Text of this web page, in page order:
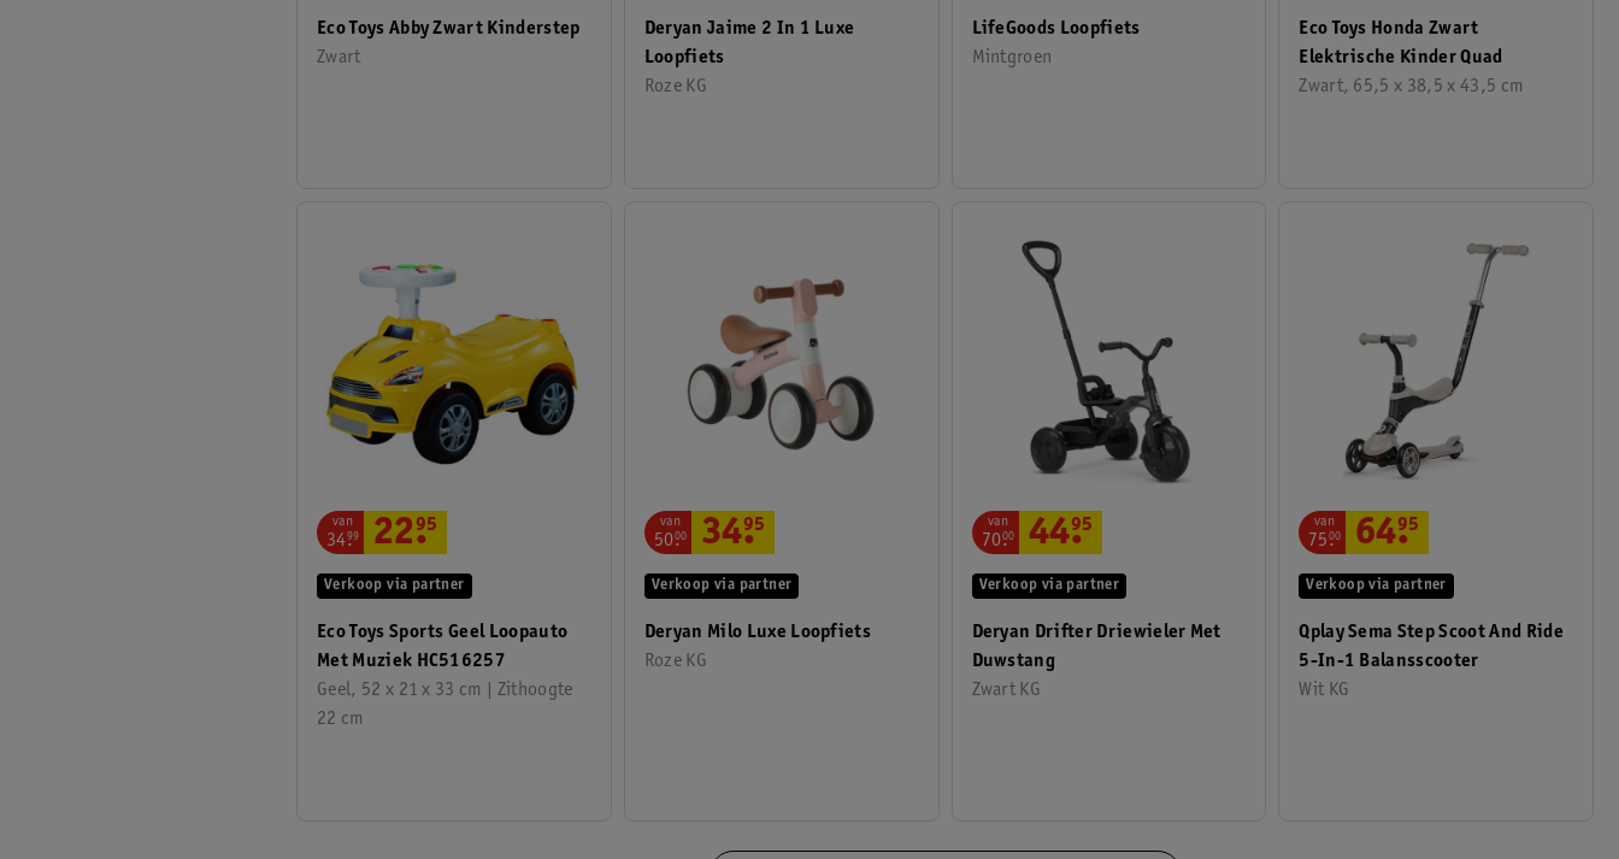
Eco Toys Abby Zwart Kinderstep
Zwart
Deryan Jaime 2 In 1 Luxe
Loopfiets
Roze KG
LifeGoods Loopfiets
Mintgroen
Eco Toys Honda Zwart
Elektrische Kinder Quad
Zwart, 65,5 x 38,5 x 43,5 cm
Eco Toys Sports Geel Loopauto
Met Muziek HC516257
Geel, 52 x 21 x 33 cm | Zithoogte
22 cm
Verkoop via partner
van
34.
99 22.
95
Deryan Milo Luxe Loopfiets
Roze KG
Verkoop via partner
van
50.
00 34.
95
Deryan Drifter Driewieler Met
Duwstang
Zwart KG
Verkoop via partner
van
70.
00 44.
95
Qplay Sema Step Scoot And Ride
5-In-1 Balansscooter
Wit KG
Verkoop via partner
van
75.
00 64.
95